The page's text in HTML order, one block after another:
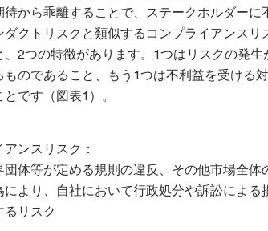
待から乖離することで、ステークホルダーに
ダクトリスクと類似するコンプライアンスリ
、2つの特徴があります。1つはリスクの発
ものであること、もう1つは不利益を受ける
です（図表1）。
ンスリスク：
団体等が定める規則の違反、その他市場全体
により、自社において行政処分や訴訟による
るリスク